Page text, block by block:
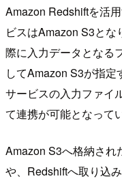
Amazon Redshiftを活
ビスはAmazon S3と
際に入力データとなる
してAmazon S3が指
サービスの入力ファイ
て連携が可能となって
Amazon S3へ格納され
や、Redshiftへ取り込